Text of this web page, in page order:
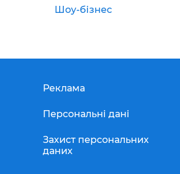
Шоу-бізнес
Реклама
Персональні дані
Захист персональних
даних